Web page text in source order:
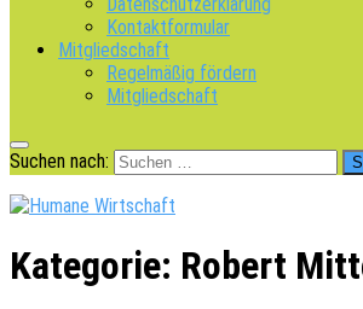
Kontaktformular
Mitgliedschaft
Regelmäßig fördern
Mitgliedschaft
Suchen nach:
Kategorie: Robert